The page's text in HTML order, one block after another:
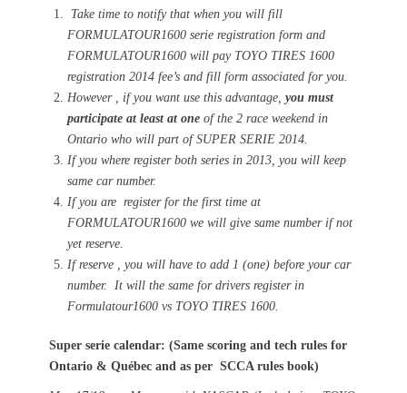
Take time to notify that when you will fill
FORMULATOUR1600 serie registration form and
FORMULATOUR1600 will pay TOYO TIRES 1600
registration 2014 fee’s and fill form associated for you.
However , if you want use this advantage, you must
participate at least at one of the 2 race weekend in
Ontario who will part of SUPER SERIE 2014.
If you where register both series in 2013, you will keep
same car number.
If you are register for the first time at
FORMULATOUR1600 we will give same number if not
yet reserve.
If reserve , you will have to add 1 (one) before your car
number. It will the same for drivers register in
Formulatour1600 vs TOYO TIRES 1600.
Super serie calendar: (Same scoring and tech rules for
Ontario & Québec and as per SCCA rules book)